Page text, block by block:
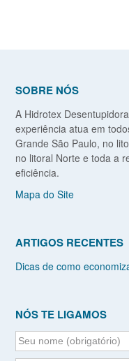
SOBRE NÓS
A Hidrotex
experiência atua em
Grande São Paulo, no
no litoral Norte e toda a
eficiência.
Mapa do Site
ARTIGOS RECENTES
Dicas de como
NÓS TE LIGAMOS